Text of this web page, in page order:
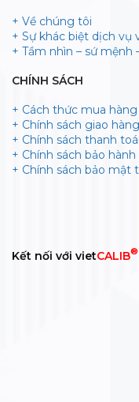
+ Về chúng tôi
+ Sự khác biệt dịch vụ
+ Tầm nhìn – sứ mệnh
CHÍNH SÁCH
+ Cách thức mua hàng
+ Chính sách giao hàng
+ Chính sách thanh
+ Chính sách bảo hành
+ Chính sách bảo mật
Kết nối với vietCALIB®